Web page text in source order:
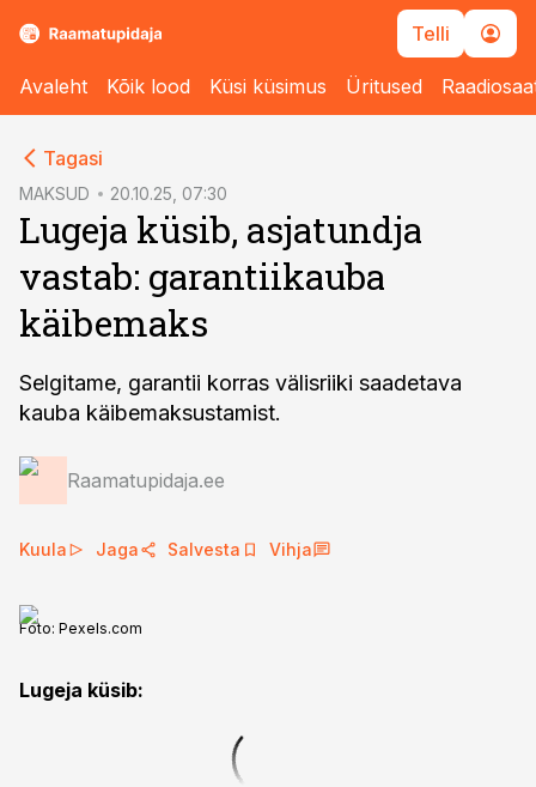
Telli
Avaleht Kõik lood Küsi küsimus Üritused
Tagasi
MAKSUD 20.10.25, 07:30
Lugeja küsib, asjatundja
vastab: garantiikauba
käibemaks
Selgitame, garantii korras välisriiki saadetava
kauba käibemaksustamist.
Raamatupidaja.ee
Kuula Jaga Salvesta Vihja
Foto: Pexels.com
Lugeja küsib: